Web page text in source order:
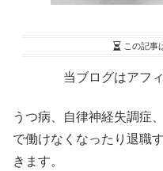
この記事
当ブログはアフ
うつ病、自律神経失調症
で働けなくなったり退職
きます。